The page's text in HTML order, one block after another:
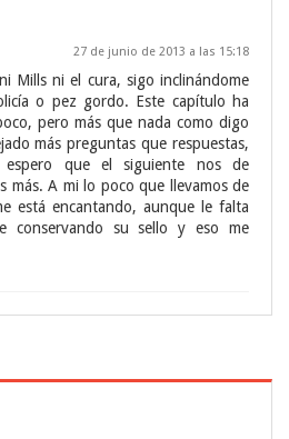
27 de junio de 2013 a las 15:18
Mills ni el cura, sigo inclinándome
o pez gordo. Este capítulo ha
pero más que nada como digo
más preguntas que respuestas,
que el siguiente nos de
más. A mi lo poco que llevamos de
está encantando, aunque le falta
conservando su sello y eso me